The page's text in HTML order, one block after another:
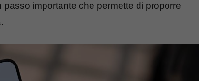
importante che permette di proporre